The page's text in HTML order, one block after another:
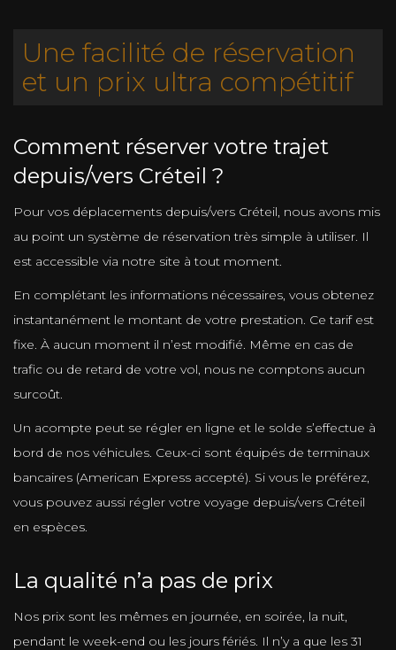
Une facilité de réservation
et un prix ultra compétitif
Comment réserver votre trajet
depuis/vers Créteil ?
Pour vos déplacements depuis/vers Créteil, nous avons mis
au point un système de réservation très simple à utiliser. Il
est accessible via notre site à tout moment.
En complétant les informations nécessaires, vous obtenez
instantanément le montant de votre prestation. Ce tarif est
fixe. À aucun moment il n’est modifié. Même en cas de
trafic ou de retard de votre vol, nous ne comptons aucun
surcoût.
Un acompte peut se régler en ligne et le solde s’effectue à
bord de nos véhicules. Ceux-ci sont équipés de terminaux
bancaires (American Express accepté). Si vous le préférez,
vous pouvez aussi régler votre voyage depuis/vers Créteil
en espèces.
La qualité n’a pas de prix
Nos prix sont les mêmes en journée, en soirée, la nuit,
pendant le week-end ou les jours fériés. Il n’y a que les 31